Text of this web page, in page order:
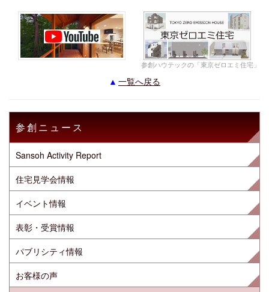
参創ハウテックの「東京ゼロエミ住宅」
一覧へ戻る
参創ニュース
Sansoh Activity Report
住宅見学会情報
イベント情報
表彰・受賞情報
パブリシティ情報
お客様の声